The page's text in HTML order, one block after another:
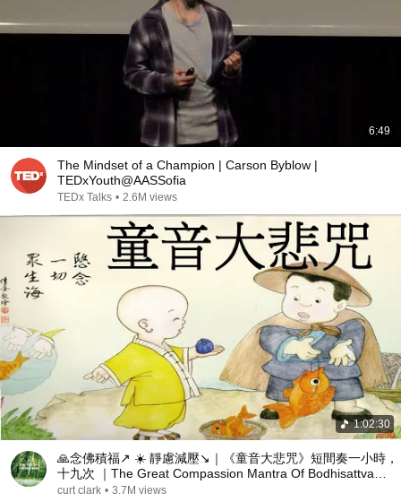
6:49
The Mindset of a Champion | Carson Byblow |
TEDxYouth@AASSofia
TEDx Talks • 2.6M views
1:02:30
🙏念佛積福↗ ☀️ 靜慮減壓↘｜《童音大悲咒》短間奏一小時，
十九次 ｜The Great Compassion Mantra Of Bodhisattva
Avalokitesvara 1 Hour
curt clark • 3.7M views